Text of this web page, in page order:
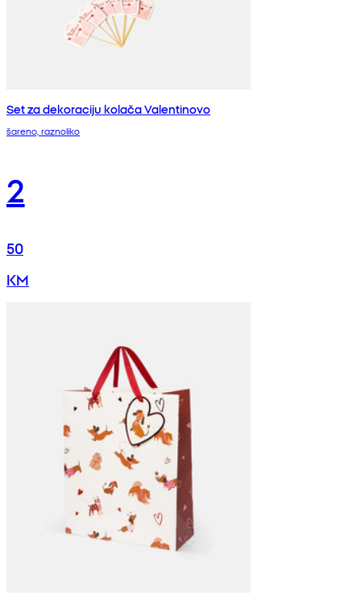
Set za dekoraciju kolača Valentinovo
šareno, raznoliko
2
50
KM